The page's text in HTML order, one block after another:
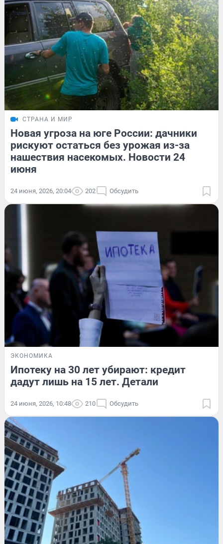
СТРАНА И МИР
Новая угроза на юге России: дачники
рискуют остаться без урожая из-за
нашествия насекомых. Новости 24
июня
24 июня, 2026, 20:04 202 Обсудить
ЭКОНОМИКА
Ипотеку на 30 лет убирают: кредит
дадут лишь на 15 лет. Детали
24 июня, 2026, 10:48 210 Обсудить